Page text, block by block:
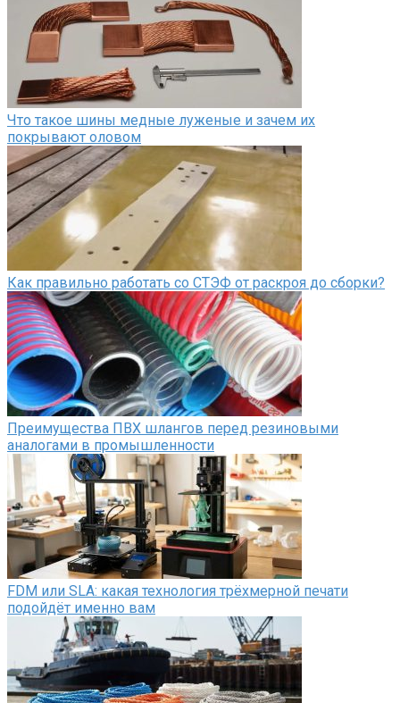
Что такое шины медные луженые и зачем их
покрывают оловом
Как правильно работать со СТЭФ от раскроя до сборки?
Преимущества ПВХ шлангов перед резиновыми
аналогами в промышленности
FDM или SLA: какая технология трёхмерной печати
подойдёт именно вам